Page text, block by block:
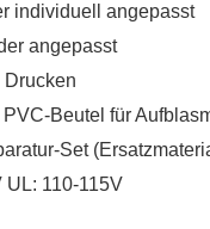
individuell angepasst
angepasst
PVC-Beutel für
Set
UL: 110-115V